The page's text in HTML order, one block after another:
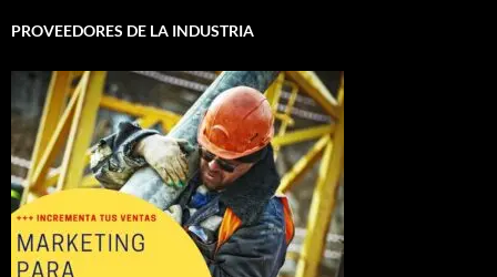
PROVEEDORES DE LA INDUSTRIA